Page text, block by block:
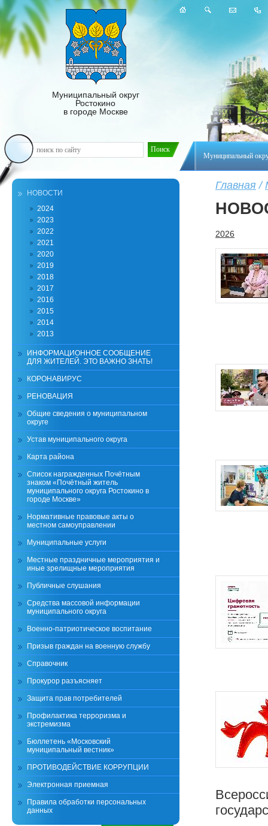
Муниципальный
Муниципальный округ
Ростокино
в городе Москве
Главная /
2026
НОВОСТИ
2024
2023
2022
2021
2020
2019
2018
2017
2016
2015
2014
2013
ИНФОРМАЦИОННОЕ СООБЩЕНИЕ
ДЛЯ ЖИТЕЛЕЙ. ЭТО ВАЖНО ЗНАТЬ!
КОРОНАВИРУС
РЕНОВАЦИЯ
Общие сведения о муниципальном
округе
Устав муниципального округа
Карта района
Список награжденных Почётным
знаком «Почётный житель
муниципального округа Ростокино в
городе Москве»
Нормативные правовые акты о
местном самоуправлении
Муниципальные услуги
Местные праздничные мероприятия и
иные зрелищные мероприятия
Публичные слушания
Средства массовой информации
муниципального округа
Военно-патриотическое воспитание
Призыв граждан на военную службу
Справочник
Прокурор разъясняет
Защита прав потребителей
Профилактика терроризма и
экстремизма
Бюллетень «Московский
муниципальный вестник»
ПРОТИВОДЕЙСТВИЕ КОРРУПЦИИ
Электронная приемная
Правила обработки персональных
данных